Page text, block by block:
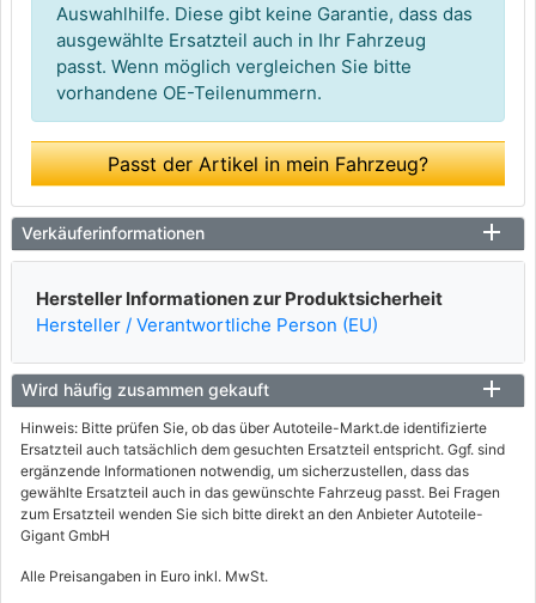
Auswahlhilfe. Diese gibt keine Garantie, dass das
ausgewählte Ersatzteil auch in Ihr Fahrzeug
passt. Wenn möglich vergleichen Sie bitte
vorhandene OE-Teilenummern.
Passt der Artikel in mein Fahrzeug?
Verkäuferinformationen
Hersteller Informationen zur Produktsicherheit
Hersteller / Verantwortliche Person (EU)
Wird häufig zusammen gekauft
Hinweis: Bitte prüfen Sie, ob das über Autoteile-Markt.de identifizierte
Ersatzteil auch tatsächlich dem gesuchten Ersatzteil entspricht. Ggf. sind
ergänzende Informationen notwendig, um sicherzustellen, dass das
gewählte Ersatzteil auch in das gewünschte Fahrzeug passt. Bei Fragen
zum Ersatzteil wenden Sie sich bitte direkt an den Anbieter Autoteile-
Gigant GmbH
Alle Preisangaben in Euro inkl. MwSt.